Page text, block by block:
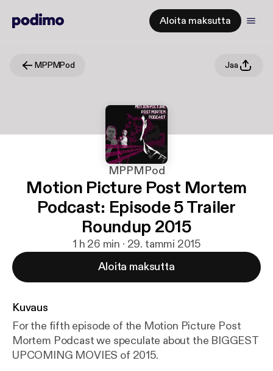
Aloita maksutta
MPPMPod Jaa
MPPMPod
Motion Picture Post Mortem
Podcast: Episode 5 Trailer
Roundup 2015
1 h 26 min · 29. tammi 2015
Aloita maksutta
Kuvaus
For the fifth episode of the Motion Picture Post
Mortem Podcast we speculate about the BIGGEST
UPCOMING MOVIES of 2015.